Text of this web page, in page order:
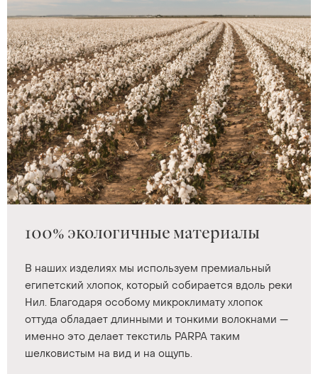
100% экологичные материалы
В наших изделиях мы используем премиальный
египетский хлопок, который собирается вдоль реки
Нил. Благодаря особому микроклимату хлопок
оттуда обладает длинными и тонкими волокнами —
именно это делает текстиль PARPA таким
шелковистым на вид и на ощупь.